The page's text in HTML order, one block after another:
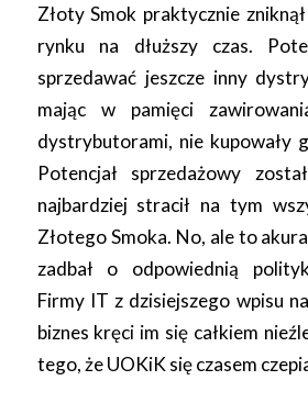
Złoty Smok praktycznie
rynku na dłuższy czas.
sprzedawać jeszcze inny
mając w pamięci
dystrybutorami, nie kupowały
Potencjał sprzedażowy
najbardziej stracił na tym
Złotego Smoka. No, ale to
zadbał o odpowiednią
Firmy IT z dzisiejszego wpisu
biznes kręci im się całkiem
tego, że UOKiK się czasem